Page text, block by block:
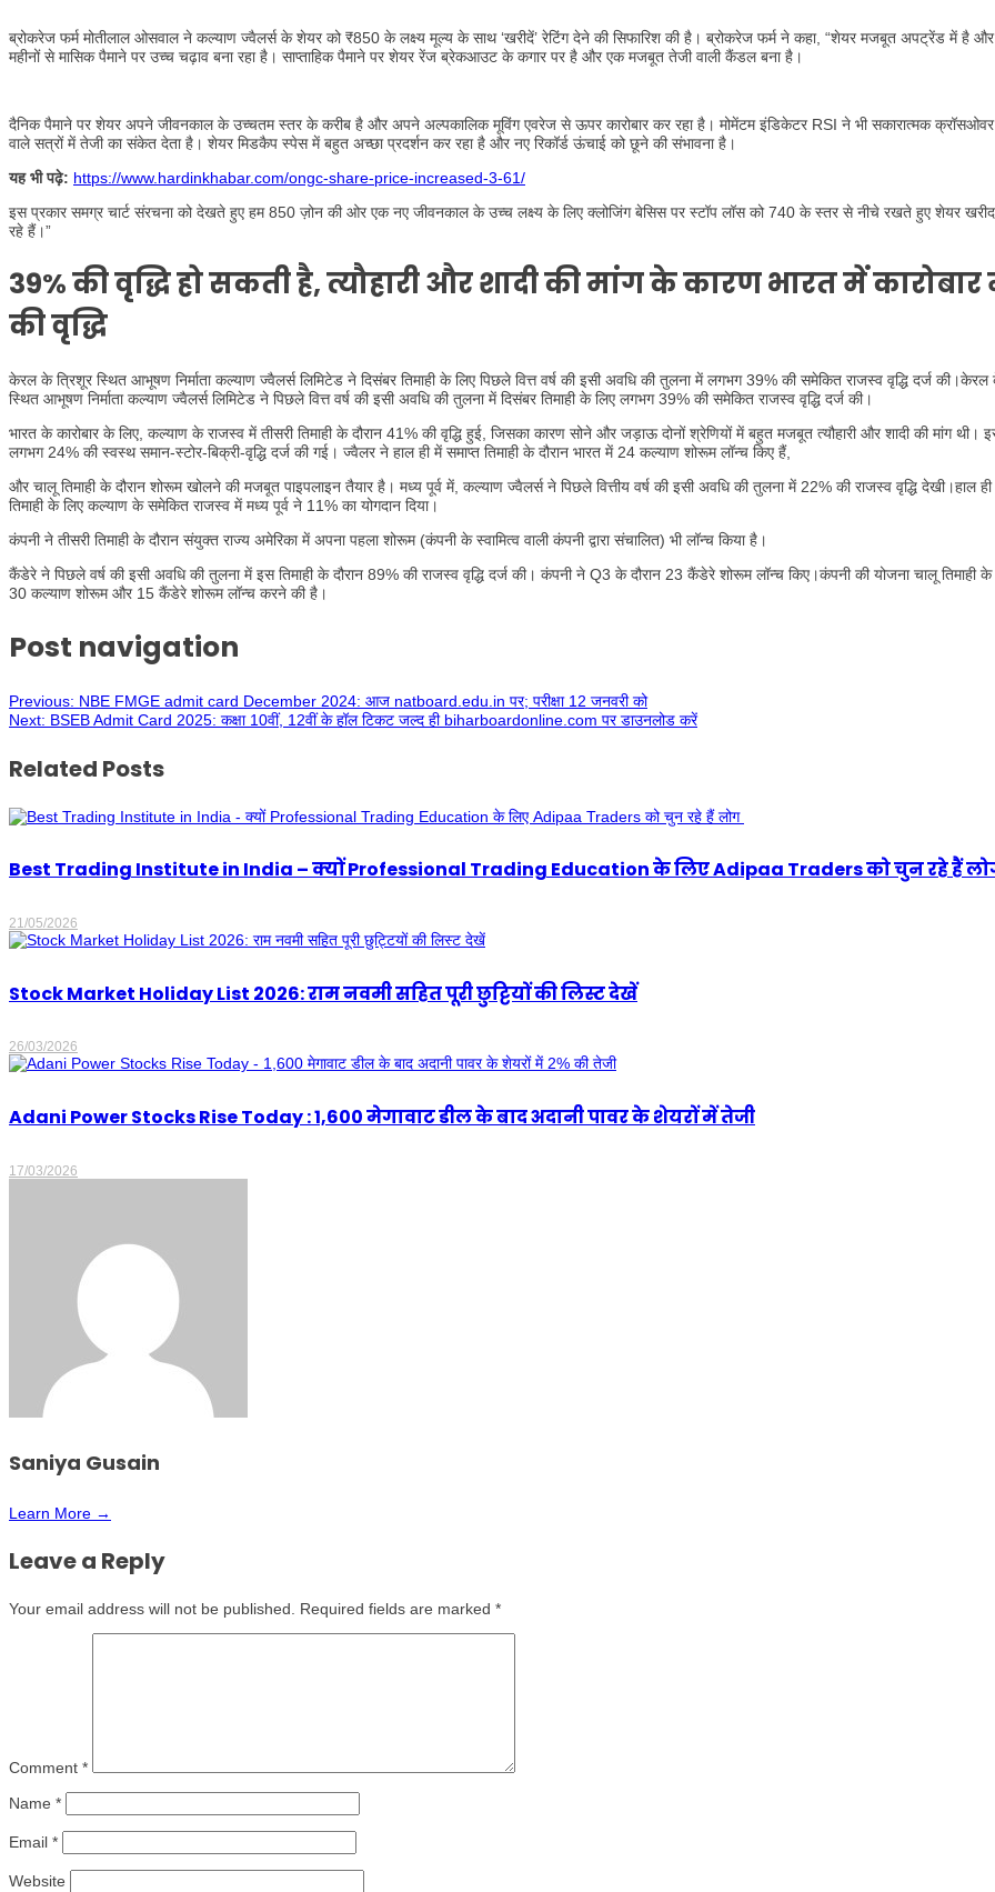
ब्रोकरेज फर्म मोतीलाल ओसवाल ने कल्याण ज्वैलर्स के शेयर को ₹850 के लक्ष्य मूल्य के साथ ‘खरीदें’ रेटिंग देने की सिफारिश की है। ब्रोकरेज फर्म ने कहा, “शेयर मजबूत अपट्रेंड में है
महीनों से मासिक पैमाने पर उच्च चढ़ाव बना रहा है। साप्ताहिक पैमाने पर शेयर रेंज ब्रेकआउट के कगार पर है और एक मजबूत तेजी वाली कैंडल बना है।
दैनिक पैमाने पर शेयर अपने जीवनकाल के उच्चतम स्तर के करीब है और अपने अल्पकालिक मूविंग एवरेज से ऊपर कारोबार कर रहा है। मोमेंटम इंडिकेटर RSI ने भी सकारात्मक
वाले सत्रों में तेजी का संकेत देता है। शेयर मिडकैप स्पेस में बहुत अच्छा प्रदर्शन कर रहा है और नए रिकॉर्ड ऊंचाई को छूने की संभावना है।
यह भी पढ़े: https://www.hardinkhabar.com/ongc-share-price-increased-3-61/
इस प्रकार समग्र चार्ट संरचना को देखते हुए हम 850 ज़ोन की ओर एक नए जीवनकाल के उच्च लक्ष्य के लिए क्लोजिंग बेसिस पर स्टॉप लॉस को 740 के स्तर से नीचे रखते हुए शेयर
रहे हैं।”
39% की वृद्धि हो सकती है, त्यौहारी और शादी की मांग के कारण भारत में कारोबार
की वृद्धि
केरल के त्रिशूर स्थित आभूषण निर्माता कल्याण ज्वैलर्स लिमिटेड ने दिसंबर तिमाही के लिए पिछले वित्त वर्ष की इसी अवधि की तुलना में लगभग 39% की समेकित राजस्व वृद्धि दर्ज की।केरल
स्थित आभूषण निर्माता कल्याण ज्वैलर्स लिमिटेड ने पिछले वित्त वर्ष की इसी अवधि की तुलना में दिसंबर तिमाही के लिए लगभग 39% की समेकित राजस्व वृद्धि दर्ज की।
भारत के कारोबार के लिए, कल्याण के राजस्व में तीसरी तिमाही के दौरान 41% की वृद्धि हुई, जिसका कारण सोने और जड़ाऊ दोनों श्रेणियों में बहुत मजबूत त्यौहारी और शादी की मांग थी।
लगभग 24% की स्वस्थ समान-स्टोर-बिक्री-वृद्धि दर्ज की गई। ज्वैलर ने हाल ही में समाप्त तिमाही के दौरान भारत में 24 कल्याण शोरूम लॉन्च किए हैं,
और चालू तिमाही के दौरान शोरूम खोलने की मजबूत पाइपलाइन तैयार है। मध्य पूर्व में, कल्याण ज्वैलर्स ने पिछले वित्तीय वर्ष की इसी अवधि की तुलना में 22% की राजस्व वृद्धि देखी।हाल ही
तिमाही के लिए कल्याण के समेकित राजस्व में मध्य पूर्व ने 11% का योगदान दिया।
कंपनी ने तीसरी तिमाही के दौरान संयुक्त राज्य अमेरिका में अपना पहला शोरूम (कंपनी के स्वामित्व वाली कंपनी द्वारा संचालित) भी लॉन्च किया है।
कैंडेरे ने पिछले वर्ष की इसी अवधि की तुलना में इस तिमाही के दौरान 89% की राजस्व वृद्धि दर्ज की। कंपनी ने Q3 के दौरान 23 कैंडेरे शोरूम लॉन्च किए।कंपनी की योजना चालू तिमाही के
30 कल्याण शोरूम और 15 कैंडेरे शोरूम लॉन्च करने की है।
Post navigation
Previous: NBE FMGE admit card December 2024: आज natboard.edu.in पर; परीक्षा 12 जनवरी को
Next: BSEB Admit Card 2025: कक्षा 10वीं, 12वीं के हॉल टिकट जल्द ही biharboardonline.com पर डाउनलोड करें
Related Posts
Best Trading Institute in India – क्यों Professional Trading Education के लिए Adipaa Traders को चुन रहे हैं
21/05/2026
Stock Market Holiday List 2026: राम नवमी सहित पूरी छुट्टियों की लिस्ट देखें
26/03/2026
Adani Power Stocks Rise Today : 1,600 मेगावाट डील के बाद अदानी पावर के शेयरों में तेजी
17/03/2026
Saniya Gusain
Learn More →
Leave a Reply
Your email address will not be published. Required fields are marked *
Comment *
Name *
Email *
Website